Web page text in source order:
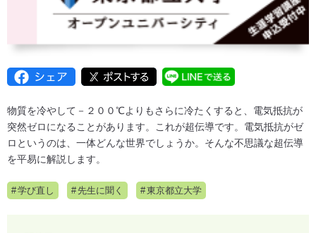
物質を冷やして－２００℃よりもさらに冷たくすると、電気抵抗が
突然ゼロになることがあります。これが超伝導です。電気抵抗がゼ
ロというのは、一体どんな世界でしょうか。そんな不思議な超伝導
を平易に解説します。
学び直し 先生に聞く 東京都立大学